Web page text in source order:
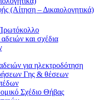
(Αίτηση – Δικαιολογητικά)
και σχέδια
για ηλεκτροδότηση
Γης & θέσεων
Σχέδιο Θήβας